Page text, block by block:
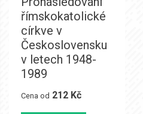
římskokatolické
církve v
Československu
v letech 1948-
1989
Cena od 212 Kč